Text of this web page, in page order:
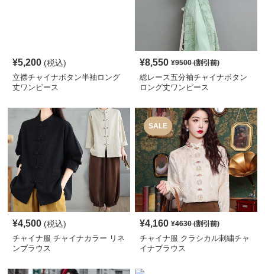
¥5,200 (税込)
立襟チャイナボタン半袖ロング
丈ワンピース
¥8,550 ¥9500(割引前)
総レース五分袖チャイナボタン
ロング丈ワンピース
¥4,500 (税込)
チャイナ服 チャイナカラー リネ
ンブラウス
SALE
¥4,160 ¥4630(割引前)
チャイナ服 クラシカル刺繍チャ
イナブラウス